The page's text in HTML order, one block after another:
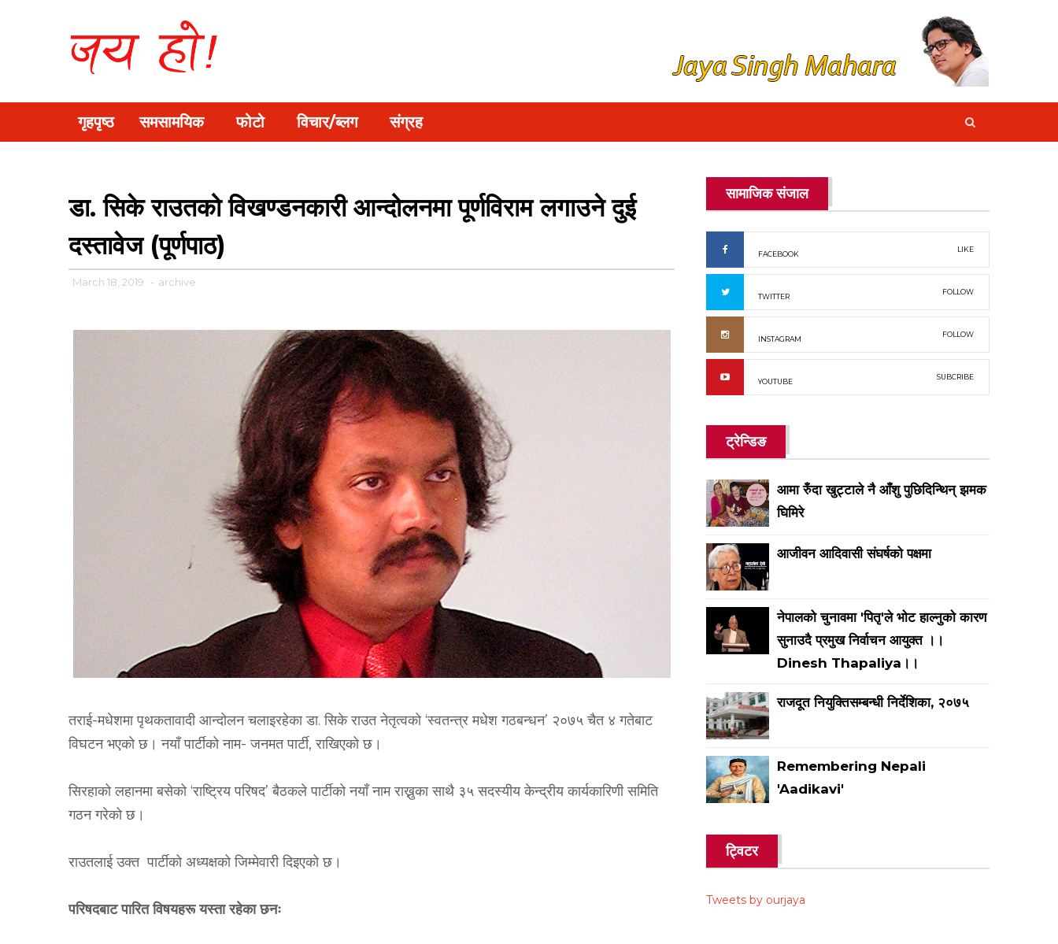
गृहपृष्ठ समसामयिक फोटो विचार/ब्लग संग्रह
डा. सिके राउतको विखण्डनकारी आन्दोलनमा पूर्णविराम लगाउने दुई
दस्तावेज (पूर्णपाठ)
March 18, 2019 - archive
तराई-मधेशमा पृथकतावादी आन्दोलन चलाइरहेका डा. सिके राउत नेतृत्वको ‘स्वतन्त्र मधेश गठबन्धन’ २०७५ चैत ४ गतेबाट
विघटन भएको छ। नयाँ पार्टीको नाम-जनमत पार्टी, राखिएको छ।
सिरहाको लहानमा बसेको ‘राष्ट्रिय परिषद’ बैठकले पार्टीको नयाँ नाम राख्नुका साथै ३५ सदस्यीय केन्द्रीय कार्यकारिणी समिति
गठन गरेको छ।
राउतलाई उक्त पार्टीको अध्यक्षको जिम्मेवारी दिइएको छ।
परिषदबाट पारित विषयहरू यस्ता रहेका छनः
सामाजिक संजाल
FACEBOOK
LIKE
TWITTER
FOLLOW
INSTAGRAM
FOLLOW
YOUTUBE
SUBCRIBE
ट्रेन्डिङ
आमा रुँदा खुट्टाले नै आँशु पुछिदिन्थिन् झमक
घिमिरे
आजीवन आदिवासी संघर्षको पक्षमा
नेपालको चुनावमा 'पितृ'ले भाेट हाल्नुकाे कारण
सुनाउदै प्रमुख निर्वाचन आयुक्त ।।
Dinesh Thapaliya।।
राजदूत नियुक्तिसम्बन्धी निर्देशिका, २०७५
Remembering Nepali
'Aadikavi'
ट्विटर
Tweets by ourjaya